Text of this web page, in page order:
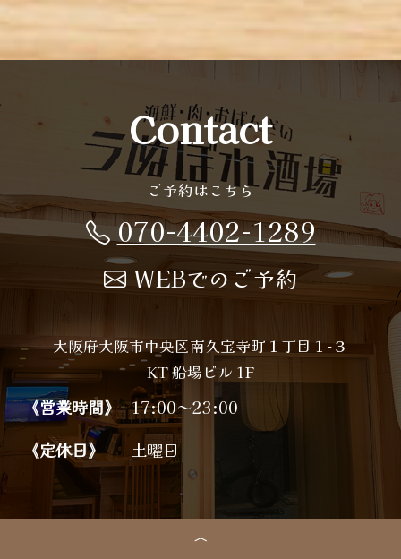
Contact
ご予約はこちら
070-4402-1289
WEBでのご予約
大阪府大阪市中央区南久宝寺町１丁目１−３
KT 船場ビル 1F
《営業時間》 17:00～23:00
《定休日》 土曜日